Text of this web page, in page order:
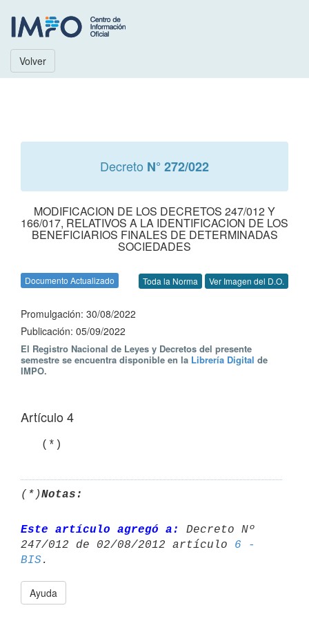
Volver
Decreto N° 272/022
MODIFICACION DE LOS DECRETOS 247/012 Y
166/017, RELATIVOS A LA IDENTIFICACION DE LOS
BENEFICIARIOS FINALES DE DETERMINADAS
SOCIEDADES
Documento Actualizado Toda la Norma Ver Imagen del D.O.
Promulgación: 30/08/2022
Publicación: 05/09/2022
El Registro Nacional de Leyes y Decretos del presente
semestre se encuentra disponible en la Librería Digital de
IMPO.
Artículo 4
   (*)
(*)Notas:
Este artículo agregó a:
Decreto Nº
247/012 de 02/08/2012 artículo 6 -
BIS
Ayuda